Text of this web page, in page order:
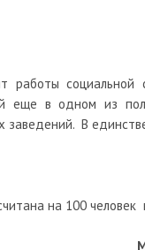
работы
еще в одном из
заведений. В
на 100 человек